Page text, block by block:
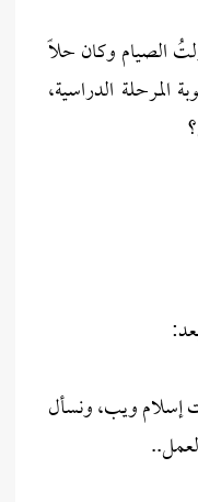
الصيام وكان حلاً
المرحلة الدراسية،
إسلام ويب، ونسأل